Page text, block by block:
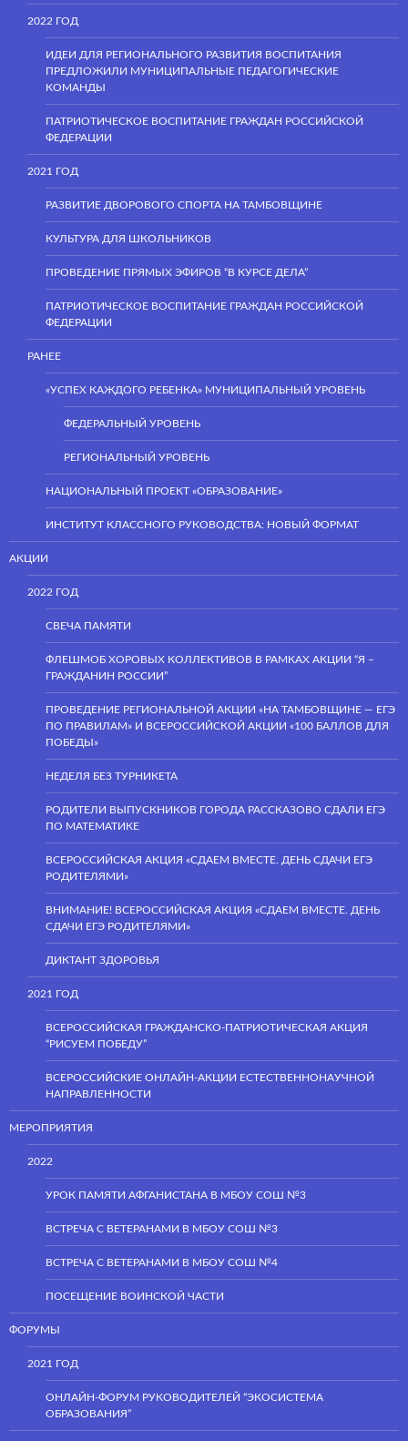
2022 ГОД
ИДЕИ ДЛЯ РЕГИОНАЛЬНОГО РАЗВИТИЯ ВОСПИТАНИЯ
ПРЕДЛОЖИЛИ МУНИЦИПАЛЬНЫЕ ПЕДАГОГИЧЕСКИЕ
КОМАНДЫ
ПАТРИОТИЧЕСКОЕ ВОСПИТАНИЕ ГРАЖДАН РОССИЙСКОЙ
ФЕДЕРАЦИИ
2021 ГОД
РАЗВИТИЕ ДВОРОВОГО СПОРТА НА ТАМБОВЩИНЕ
КУЛЬТУРА ДЛЯ ШКОЛЬНИКОВ
ПРОВЕДЕНИЕ ПРЯМЫХ ЭФИРОВ “В КУРСЕ ДЕЛА”
ПАТРИОТИЧЕСКОЕ ВОСПИТАНИЕ ГРАЖДАН РОССИЙСКОЙ
ФЕДЕРАЦИИ
РАНЕЕ
«УСПЕХ КАЖДОГО РЕБЕНКА» МУНИЦИПАЛЬНЫЙ УРОВЕНЬ
ФЕДЕРАЛЬНЫЙ УРОВЕНЬ
РЕГИОНАЛЬНЫЙ УРОВЕНЬ
НАЦИОНАЛЬНЫЙ ПРОЕКТ «ОБРАЗОВАНИЕ»
ИНСТИТУТ КЛАССНОГО РУКОВОДСТВА: НОВЫЙ ФОРМАТ
АКЦИИ
2022 ГОД
СВЕЧА ПАМЯТИ
ФЛЕШМОБ ХОРОВЫХ КОЛЛЕКТИВОВ В РАМКАХ АКЦИИ “Я –
ГРАЖДАНИН РОССИИ”
ПРОВЕДЕНИЕ РЕГИОНАЛЬНОЙ АКЦИИ «НА ТАМБОВЩИНЕ — ЕГЭ
ПО ПРАВИЛАМ» И ВСЕРОССИЙСКОЙ АКЦИИ «100 БАЛЛОВ ДЛЯ
ПОБЕДЫ»
НЕДЕЛЯ БЕЗ ТУРНИКЕТА
РОДИТЕЛИ ВЫПУСКНИКОВ ГОРОДА РАССКАЗОВО СДАЛИ ЕГЭ
ПО МАТЕМАТИКЕ
ВСЕРОССИЙСКАЯ АКЦИЯ «СДАЕМ ВМЕСТЕ. ДЕНЬ СДАЧИ ЕГЭ
РОДИТЕЛЯМИ»
ВНИМАНИЕ! ВСЕРОССИЙСКАЯ АКЦИЯ «СДАЕМ ВМЕСТЕ. ДЕНЬ
СДАЧИ ЕГЭ РОДИТЕЛЯМИ»
ДИКТАНТ ЗДОРОВЬЯ
2021 ГОД
ВСЕРОССИЙСКАЯ ГРАЖДАНСКО-ПАТРИОТИЧЕСКАЯ АКЦИЯ
“РИСУЕМ ПОБЕДУ”
ВСЕРОССИЙСКИЕ ОНЛАЙН-АКЦИИ ЕСТЕСТВЕННОНАУЧНОЙ
НАПРАВЛЕННОСТИ
МЕРОПРИЯТИЯ
2022
УРОК ПАМЯТИ АФГАНИСТАНА В МБОУ СОШ №3
ВСТРЕЧА С ВЕТЕРАНАМИ В МБОУ СОШ №3
ВСТРЕЧА С ВЕТЕРАНАМИ В МБОУ СОШ №4
ПОСЕЩЕНИЕ ВОИНСКОЙ ЧАСТИ
ФОРУМЫ
2021 ГОД
ОНЛАЙН-ФОРУМ РУКОВОДИТЕЛЕЙ “ЭКОСИСТЕМА
ОБРАЗОВАНИЯ”